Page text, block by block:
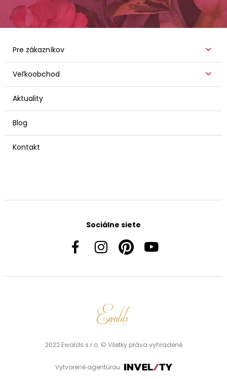
Pre zákazníkov
Veľkoobchod
Aktuality
Blog
Kontakt
Sociálne siete
2022 Ewalds s.r.o. © Všetky práva vyhradené
Vytvorené agentúrou